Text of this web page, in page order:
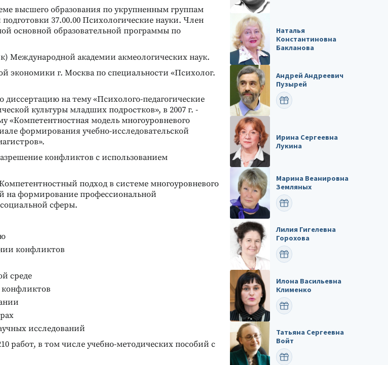
высшего образования по укрупненным группам
37.00.00 Психологические науки. Член
основной образовательной программы по
Международной академии акмеологических наук.
экономики г. Москва по специальности «Психолог.
диссертацию на тему «Психолого-педагогические
культуры младших подростков», в 2007 г. -
«Компетентностная модель многоуровневого
формирования учебно-исследовательской
конфликтов с использованием
подход в системе многоуровневого
на формирование профессиональной
сферы.
конфликтов
среде
конфликтов
исследований
работ, в том числе учебно-методических пособий с
Наталья
Константиновна
Бакланова
Андрей Андреевич
Пузырей
ПОЗДРАВИТЬ
Ирина Сергеевна
Лукина
Марина Веанировна
Земляных
ПОЗДРАВИТЬ
Лилия Гигелевна
Горохова
ПОЗДРАВИТЬ
Илона Васильевна
Клименко
ПОЗДРАВИТЬ
Татьяна Сергеевна
Войт
ПОЗДРАВИТЬ